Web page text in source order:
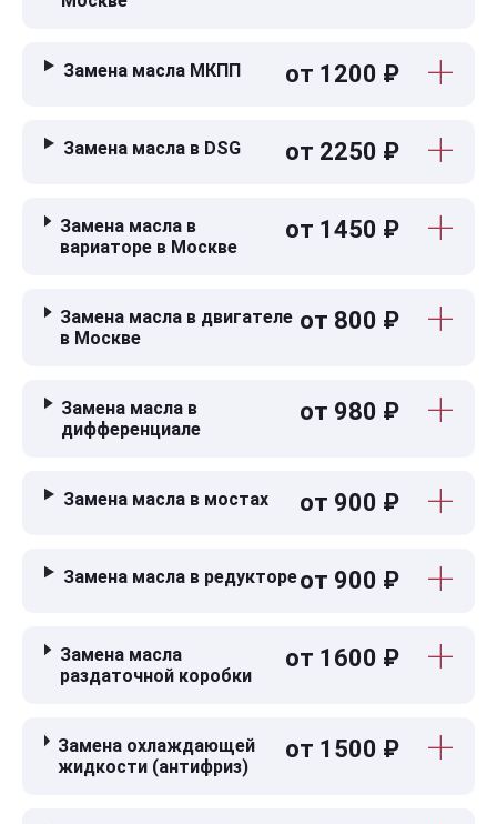
Замена масла МКПП от 1200 ₽
Замена масла в DSG от 2250 ₽
Замена масла в
вариаторе в Москве
от 1450 ₽
Замена масла в двигателе
в Москве
от 800 ₽
Замена масла в
дифференциале
от 980 ₽
Замена масла в мостах от 900 ₽
Замена масла в редуктореот 900 ₽
Замена масла
раздаточной коробки
от 1600 ₽
Замена охлаждающей
жидкости (антифриз)
от 1500 ₽